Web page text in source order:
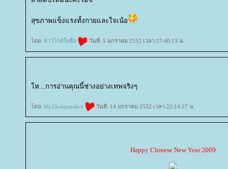
สุขภาพแข็งแรงทั้งกายและใจเน้อ
ดย: สาวไกด์ใจซื่อ วันที่: 5 มกราคม 2552 เวลา:17:40:13 น.
ห....การอ่านคุณนี้ช่างอย่างเทพจริงๆ
ดย: Mr.Chanpanakrit วันที่: 14 มกราคม 2552 เวลา:22:14:27 น.
Happy Chinese New Year 2009